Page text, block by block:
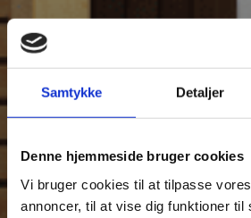
Samtykke Detaljer
Denne hjemmeside bruger cookies
Vi bruger cookies til at tilpasse
annoncer, til at vise dig funktioner til